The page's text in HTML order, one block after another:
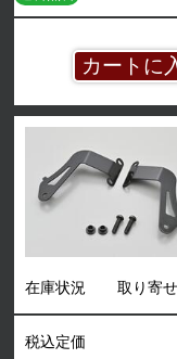
在庫状況 取り寄せ
税込定価